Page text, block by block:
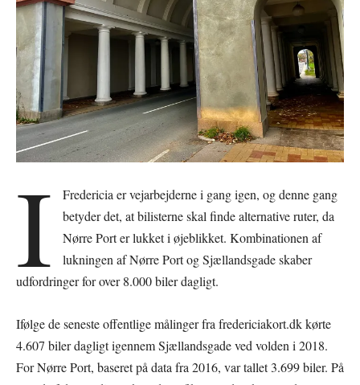
I
Fredericia er vejarbejderne i gang igen, og denne gang
betyder det, at bilisterne skal finde alternative ruter, da
Nørre Port er lukket i øjeblikket. Kombinationen af
lukningen af Nørre Port og Sjællandsgade skaber
udfordringer for over 8.000 biler dagligt.
Ifølge de seneste offentlige målinger fra fredericiakort.dk kørte
4.607 biler dagligt igennem Sjællandsgade ved volden i 2018.
For Nørre Port, baseret på data fra 2016, var tallet 3.699 biler. På